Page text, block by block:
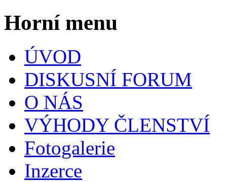
Horní menu
ÚVOD
DISKUSNÍ FORUM
O NÁS
VÝHODY ČLENSTVÍ
Fotogalerie
Inzerce